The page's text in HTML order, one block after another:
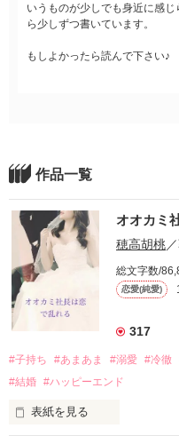
いうものが少しでも身近に感
ら少しずつ書いています。
もしよかったら読んで下さい♪
作品一覧
オオカミ
穂高胡桃
総文字数/
恋愛(純愛)
317
#子持ち #あまあま #溺愛 #冷徹
#結婚 #ハッピーエンド
表紙を見る